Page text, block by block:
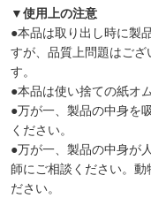
▼使用上の注意
●本品は取り出し時に製
すが、品質上問題はご
す。
●本品は使い捨ての紙オ
●万が一、製品の中身を
ください。
●万が一、製品の中身が
師にご相談ください。
ださい。